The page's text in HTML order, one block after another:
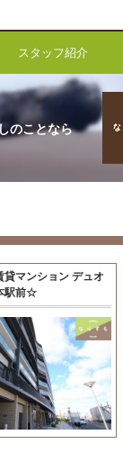
スタッフ紹介
のことなら
マンション デュオ
駅前☆